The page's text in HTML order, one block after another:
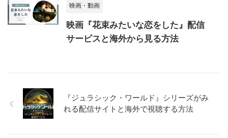
映画・動画
映画『花束みたいな恋をした』配信
サービスと海外から見る方法
『ジュラシック・ワールド』シリーズがみ
れる配信サイトと海外で視聴する方法